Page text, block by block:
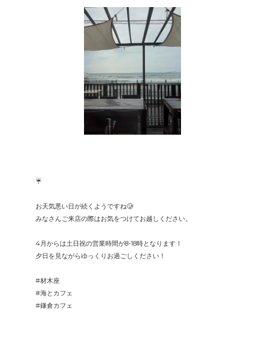
☔️
お天気悪い日が続くようですね🥲
みなさんご来店の際はお気をつけてお越しください。
4月からは土日祝の営業時間が8-18時となります！
夕日を見ながらゆっくりお過ごしください！
#材木座
#海とカフェ
#鎌倉カフェ